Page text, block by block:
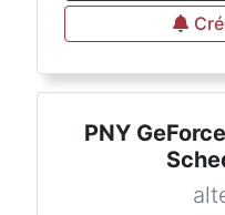
PNY